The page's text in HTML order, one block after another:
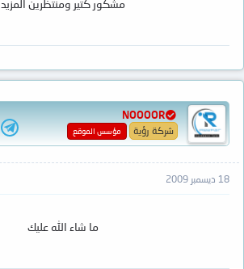
مشكور كتير ومنتظرين المزيد
NOOOOR
شركة رؤية مؤسس الموقع
18 ديسمبر 2009
ما شاء الله عليك